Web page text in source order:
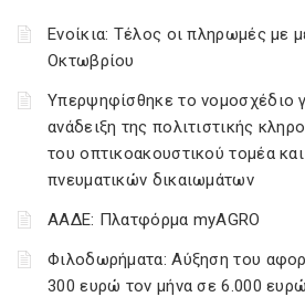
Ενοίκια: Τέλος οι πληρωμές με
Οκτωβρίου
Υπερψηφίσθηκε το νομοσχέδιο
ανάδειξη της πολιτιστικής
του οπτικοακουστικού τομέα
πνευματικών δικαιωμάτων
ΑΑΔΕ: Πλατφόρμα myAGRO
Φιλοδωρήματα: Αύξηση του
300 ευρώ τον μήνα σε 6.000